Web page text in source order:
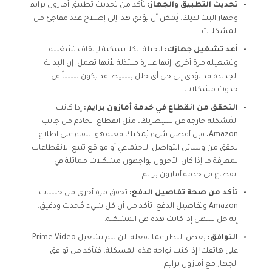
تحديث التطبيق والجهاز: تأكد من تحديث تطبيق أمازون برايم
وجهاز البث لديك. يُمكن أن يؤدي هذا إلى إصلاح عدد مفاجئ من
المشكلات.
أعد تشغيل جهازك: الحيلة الكلاسيكية لإيقاف تشغيله
وتشغيله مرة أخرى. إنها عبارة مبتذلة لأنها تعمل. إن البداية
الجديدة قد تؤدي إلى حل أي خلل بسيط قد يكون سبباً في
حدوث مشكلات.
التحقق من انقطاع في خدمة أمازون برايم: إذا كانت
المُشكلة خارجة عن سيطرتك، مثل انقطاع الخادم من جانب
Amazon، فإن أفضل شيء يُمكنك فعله هو البقاء على اطلاع.
تحقق من وسائل التواصل الاجتماعي أو مواقع تتبع الانقطاعات
لمعرفة ما إذا كان الآخرون يواجهون مشكلات مماثلة في
انقطاع في خدمة أمازون برايم.
تأكد من صحة تفاصيل الدفع: تحقق مرة أخرى من حساب
Amazon وتفاصيل الدفع. تأكد من أن كل شيء مُحدث ودقيق.
إنه حل سهل إذا كانت هذه هي المشكلة.
التوافق:
بغض النظر عما تفعله، لن يتم تشغيل Prime Video
على هاتفك! إذا كنت تواجه هذه المشكلة، فتأكد من توافق
الجهاز مع أمازون برايم.